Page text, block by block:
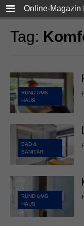
Online-Magazin
Tag:
RUND UMS
HAUS
BAD &
SANITÄR
RUND UMS
HAUS